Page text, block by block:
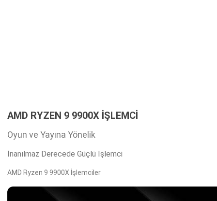
AMD RYZEN 9 9900X İŞLEMCİ
Oyun ve Yayına Yönelik
İnanılmaz Derecede Güçlü İşlemci
AMD Ryzen 9 9900X İşlemciler